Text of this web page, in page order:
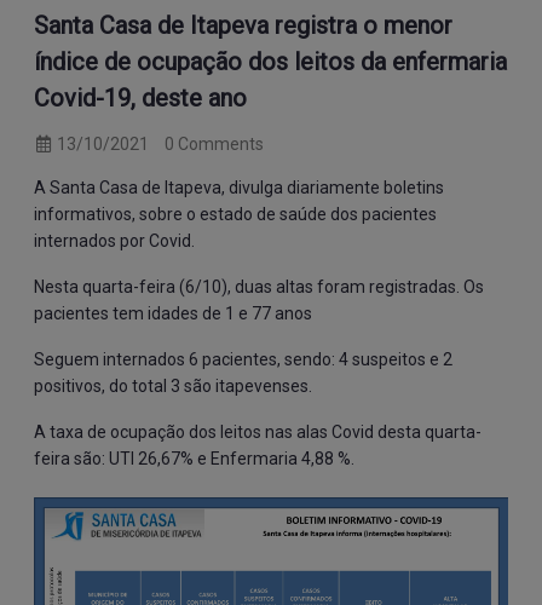
Santa Casa de Itapeva registra o menor
índice de ocupação dos leitos da enfermaria
Covid-19, deste ano
13/10/2021 0 Comments
A Santa Casa de Itapeva, divulga diariamente boletins
informativos, sobre o estado de saúde dos pacientes
internados por Covid.
Nesta quarta-feira (6/10), duas altas foram registradas. Os
pacientes tem idades de 1 e 77 anos
Seguem internados 6 pacientes, sendo: 4 suspeitos e 2
positivos, do total 3 são itapevenses.
A taxa de ocupação dos leitos nas alas Covid desta quarta-
feira são: UTI 26,67% e Enfermaria 4,88 %.